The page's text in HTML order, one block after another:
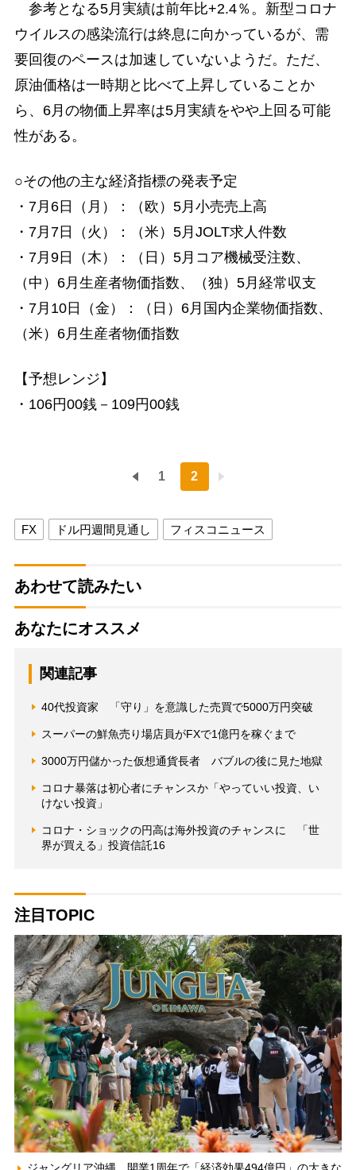
参考となる5月実績は前年比+2.4％。新型コロナ
ウイルスの感染流行は終息に向かっているが、需
要回復のペースは加速していないようだ。ただ、
原油価格は一時期と比べて上昇していることか
ら、6月の物価上昇率は5月実績をやや上回る可能
性がある。
○その他の主な経済指標の発表予定
・7月6日（月）：（欧）5月小売売上高
・7月7日（火）：（米）5月JOLT求人件数
・7月9日（木）：（日）5月コア機械受注数、
（中）6月生産者物価指数、（独）5月経常収支
・7月10日（金）：（日）6月国内企業物価指数、
（米）6月生産者物価指数
【予想レンジ】
・106円00銭－109円00銭
1 2
FX ドル円週間見通し フィスコニュース
あわせて読みたい
あなたにオススメ
関連記事
40代投資家 「守り」を意識した売買で5000万円突破
スーパーの鮮魚売り場店員がFXで1億円を稼ぐまで
3000万円儲かった仮想通貨長者 バブルの後に見た地獄
コロナ暴落は初心者にチャンスか「やっていい投資、い
けない投資」
コロナ・ショックの円高は海外投資のチャンスに 「世
界が買える」投資信託16
注目TOPIC